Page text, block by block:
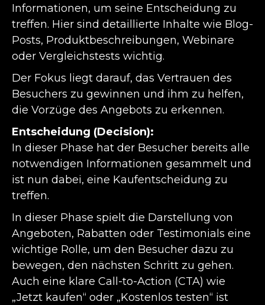
Informationen, um seine Entscheidung zu
treffen. Hier sind detaillierte Inhalte wie Blog-
Posts, Produktbeschreibungen, Webinare
oder Vergleichstests wichtig.
Der Fokus liegt darauf, das Vertrauen des
Besuchers zu gewinnen und ihm zu helfen,
die Vorzüge des Angebots zu erkennen.
Entscheidung (Decision):
In dieser Phase hat der Besucher bereits alle
notwendigen Informationen gesammelt und
ist nun dabei, eine Kaufentscheidung zu
treffen.
In dieser Phase spielt die Darstellung von
Angeboten, Rabatten oder Testimonials eine
wichtige Rolle, um den Besucher dazu zu
bewegen, den nächsten Schritt zu gehen.
Auch eine klare Call-to-Action (CTA) wie
„Jetzt kaufen“ oder „Kostenlos testen“ ist